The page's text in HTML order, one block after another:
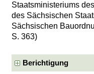
Staatsministeriums
des Sächsischen
Sächsischen
S. 363)
Berichtigung